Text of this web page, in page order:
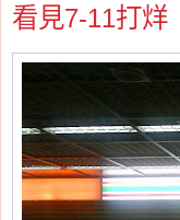
看見7-11打烊